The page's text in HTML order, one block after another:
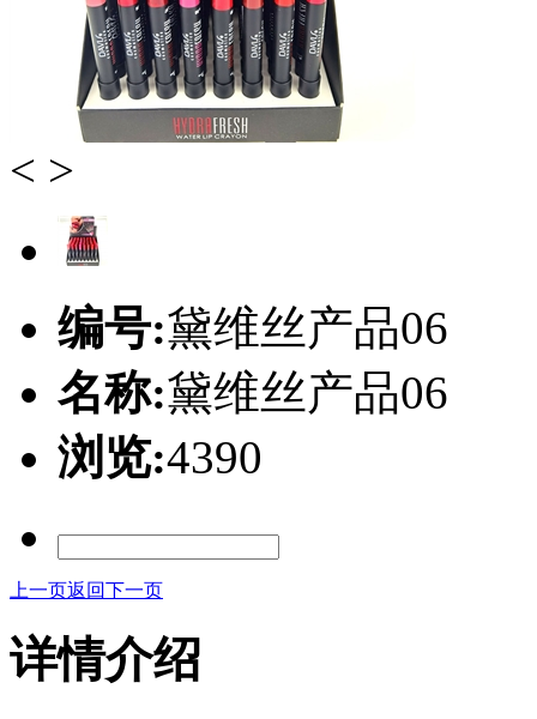
< >
编号:黛维丝产品06
名称:黛维丝产品06
浏览:4390
上一页返回下一页
详情介绍